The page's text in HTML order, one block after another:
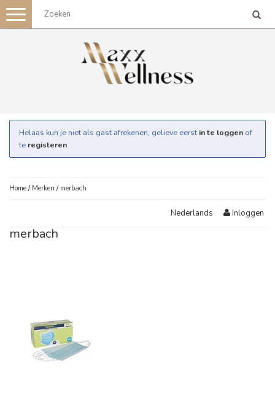
Toggle
navigation
Helaas kun je niet als gast afrekenen, gelieve eerst in te loggen of
te registeren.
Home / Merken / merbach
Nederlands Inloggen
merbach